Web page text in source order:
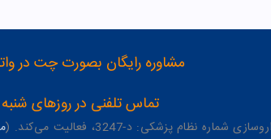
مشاوره رایگان بصورت چت در واتساپ و تلگرام
تماس تلفنی در روزهای شنبه تا پنج شنبه از 8 صبح تا
پزشکی: د-3247، فعالیت می‌کند. (